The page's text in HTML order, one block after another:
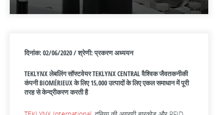
दिनांक: 02/06/2020 / श्रेणी: प्रकरण अध्ययन
TEKLYNX लेबलिंग सॉफ्टवेयर TEKLYNX CENTRAL वैश्विक जैवतकनीकी
कंपनी BIOMÉRIEUX के लिए 15,000 उत्पादों के लिए एकल समाधान में पूरी
तरह से केन्द्रीकरण करती है